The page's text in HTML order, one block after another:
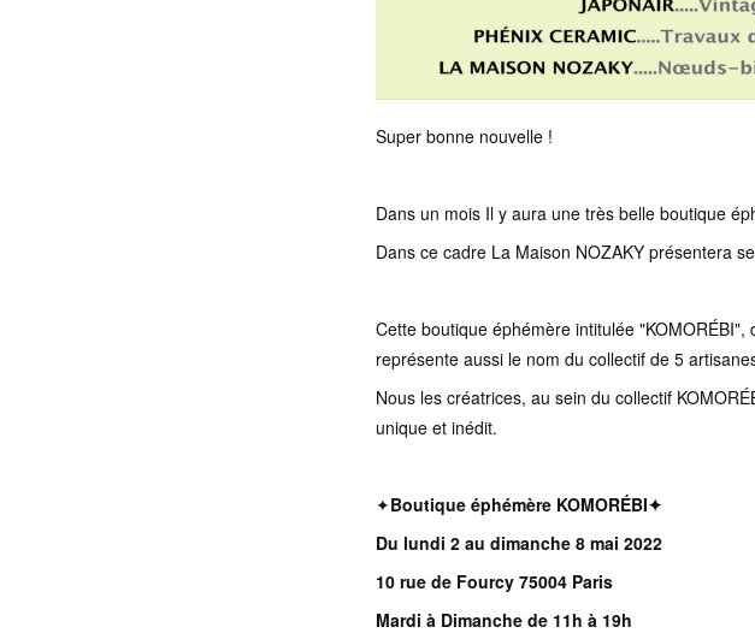
Super bonne nouvelle !
Dans un mois Il y aura une très belle boutique
Dans ce cadre La Maison NOZAKY présentera
Cette boutique éphémère intitulée
représente aussi le nom du collectif de 5
Nous les créatrices, au sein du collectif
unique et inédit.
✦Boutique éphémère KOMORÉBI✦
Du lundi 2 au dimanche 8 mai 2022
10 rue de Fourcy 75004 Paris
Mardi à Dimanche de 11h à 19h